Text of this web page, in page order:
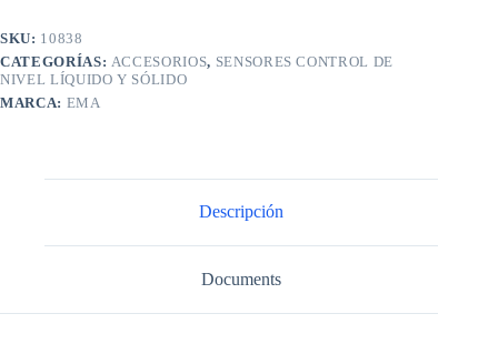
SKU: 10838
CATEGORÍAS: ACCESORIOS, SENSORES CONTROL DE
NIVEL LÍQUIDO Y SÓLIDO
MARCA: EMA
Descripción
Documents